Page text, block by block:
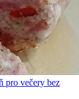
pro večery bez